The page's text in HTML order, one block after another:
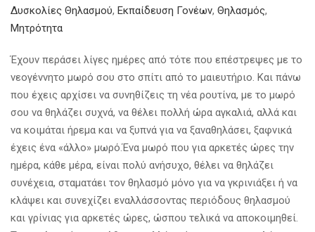
Δυσκολίες Θηλασμού, Εκπαίδευση Γονέων, Θηλασμός,
Μητρότητα
Έχουν περάσει λίγες ημέρες από τότε που επέστρεψες με το
νεογέννητο μωρό σου στο σπίτι από το μαιευτήριο. Και πάνω
που έχεις αρχίσει να συνηθίζεις τη νέα ρουτίνα, με το μωρό
σου να θηλάζει συχνά, να θέλει πολλή ώρα αγκαλιά, αλλά και
να κοιμάται ήρεμα και να ξυπνά για να ξαναθηλάσει, ξαφνικά
έχεις ένα «άλλο» μωρό.Ένα μωρό που για αρκετές ώρες την
ημέρα, κάθε μέρα, είναι πολύ ανήσυχο, θέλει να θηλάζει
συνέχεια, σταματάει τον θηλασμό μόνο για να γκρινιάξει ή να
κλάψει και συνεχίζει εναλλάσσοντας περιόδους θηλασμού
και γρίνιας για αρκετές ώρες, ώσπου τελικά να αποκοιμηθεί.